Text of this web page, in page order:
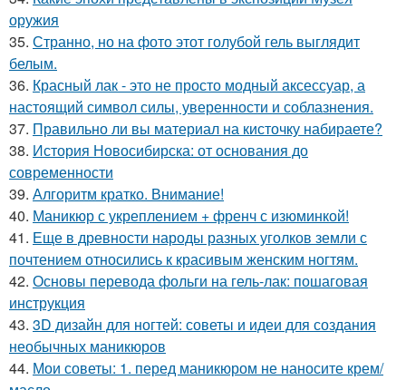
оружия
35. Странно, но на фото этот голубой гель выглядит
белым.
36. Красный лак - это не просто модный аксессуар, а
настоящий символ силы, уверенности и соблазнения.
37. Правильно ли вы материал на кисточку набираете?
38. История Новосибирска: от основания до
современности
39. Алгоритм кратко. Внимание!
40. Маникюр с укреплением + френч с изюминкой!
41. Еще в древности народы разных уголков земли с
почтением относились к красивым женским ногтям.
42. Основы перевода фольги на гель-лак: пошаговая
инструкция
43. 3D дизайн для ногтей: советы и идеи для создания
необычных маникюров
44. Мои советы: 1. перед маникюром не наносите крем/